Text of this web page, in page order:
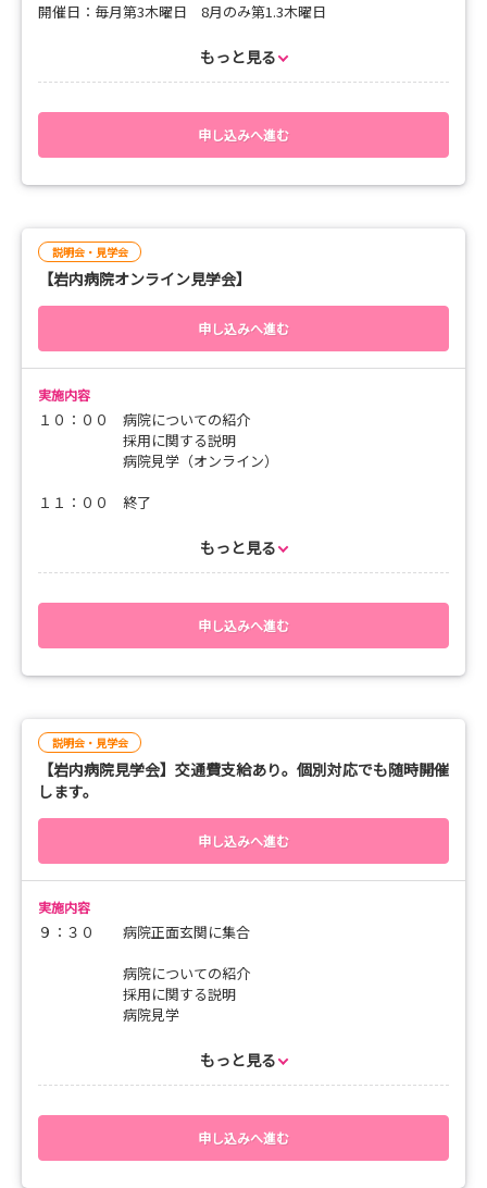
開催日：毎月第3木曜日 8月のみ第1.3木曜日
【内容】
10：00 病院正面玄関集合
病院看護部紹介、奨学金制度・福利厚生説明
12：00 昼食
余市の美味しい海鮮など食べに行きましょう！
13：00 職員住宅見学
13：30 病棟見学(手術室)
【持ち物】
筆記用具
当)
＊お気軽にお問い合わせください＊
もっと見る
申し込みへ進む
説明会・見学会
【岩内病院オンライン見学会】
申し込みへ進む
実施内容
１０：００ 病院についての紹介
採用に関する説明
病院見学（オンライン）
１１：００ 終了
もっと見る
申し込みへ進む
説明会・見学会
【岩内病院見学会】交通費支給あり。個別対応でも随時開催
します。
申し込みへ進む
実施内容
９：３０ 病院正面玄関に集合
病院についての紹介
採用に関する説明
病院見学
参加者の方の都合に合わせ、随時開催にも対応します。
開始時間等参加者の移動時間等で困難な場合は相談してくださ
い。
もっと見る
申し込みへ進む